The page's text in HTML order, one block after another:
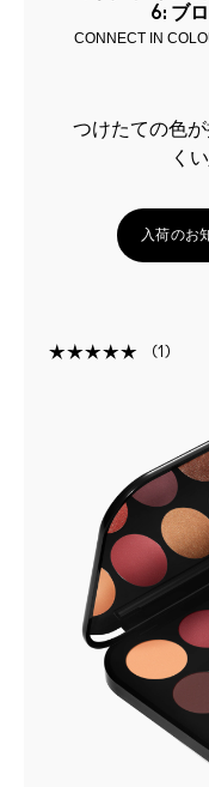
6: ブ
CONNECT IN
つけたての色が持続,軽やかなつけ心地,ヨレに
く
入荷のお
1